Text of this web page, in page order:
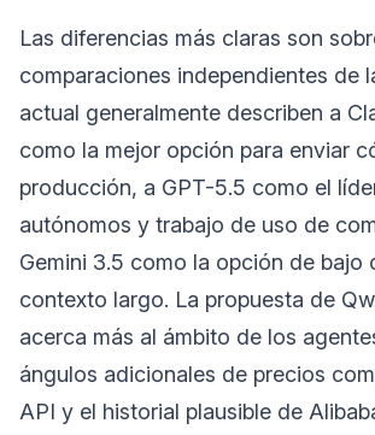
Las diferencias más claras son
comparaciones independientes de
actual generalmente describen a
como la mejor opción para enviar
producción, a GPT-5.5 como el
autónomos y trabajo de uso de
Gemini 3.5 como la opción de bajo
contexto largo. La propuesta de
acerca más al ámbito de los
ángulos adicionales de precios
API y el historial plausible de